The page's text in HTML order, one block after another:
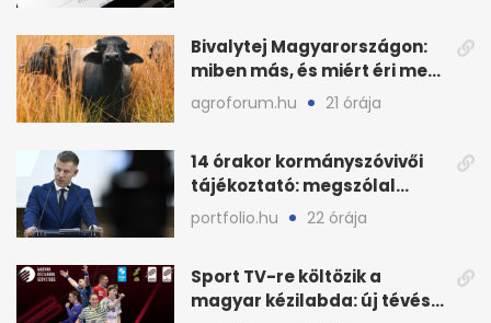
Bivalytej Magyarországon:
miben más, és miért éri meg
feldolgozni?
agroforum.hu 21 órája
14 órakor kormányszóvivői
tájékoztató: megszólal
Magyar Péter is
portfolio.hu 22 órája
Sport TV-re költözik a
magyar kézilabda: új tévés